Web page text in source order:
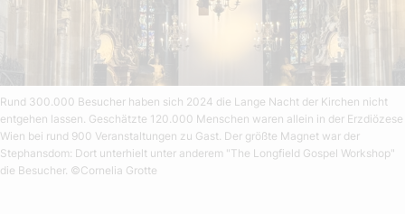
Rund 300.000 Besucher haben sich 2024 die Lange Nacht der Kirchen nicht
entgehen lassen. Geschätzte 120.000 Menschen waren allein in der Erzdiözese
Wien bei rund 900 Veranstaltungen zu Gast. Der größte Magnet war der
Stephansdom: Dort unterhielt unter anderem "The Longfield Gospel Workshop"
die Besucher. ©Cornelia Grotte